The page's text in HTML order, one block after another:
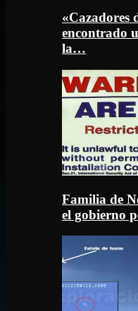
«Cazadores
encontrado
la…
Familia de
el gobierno